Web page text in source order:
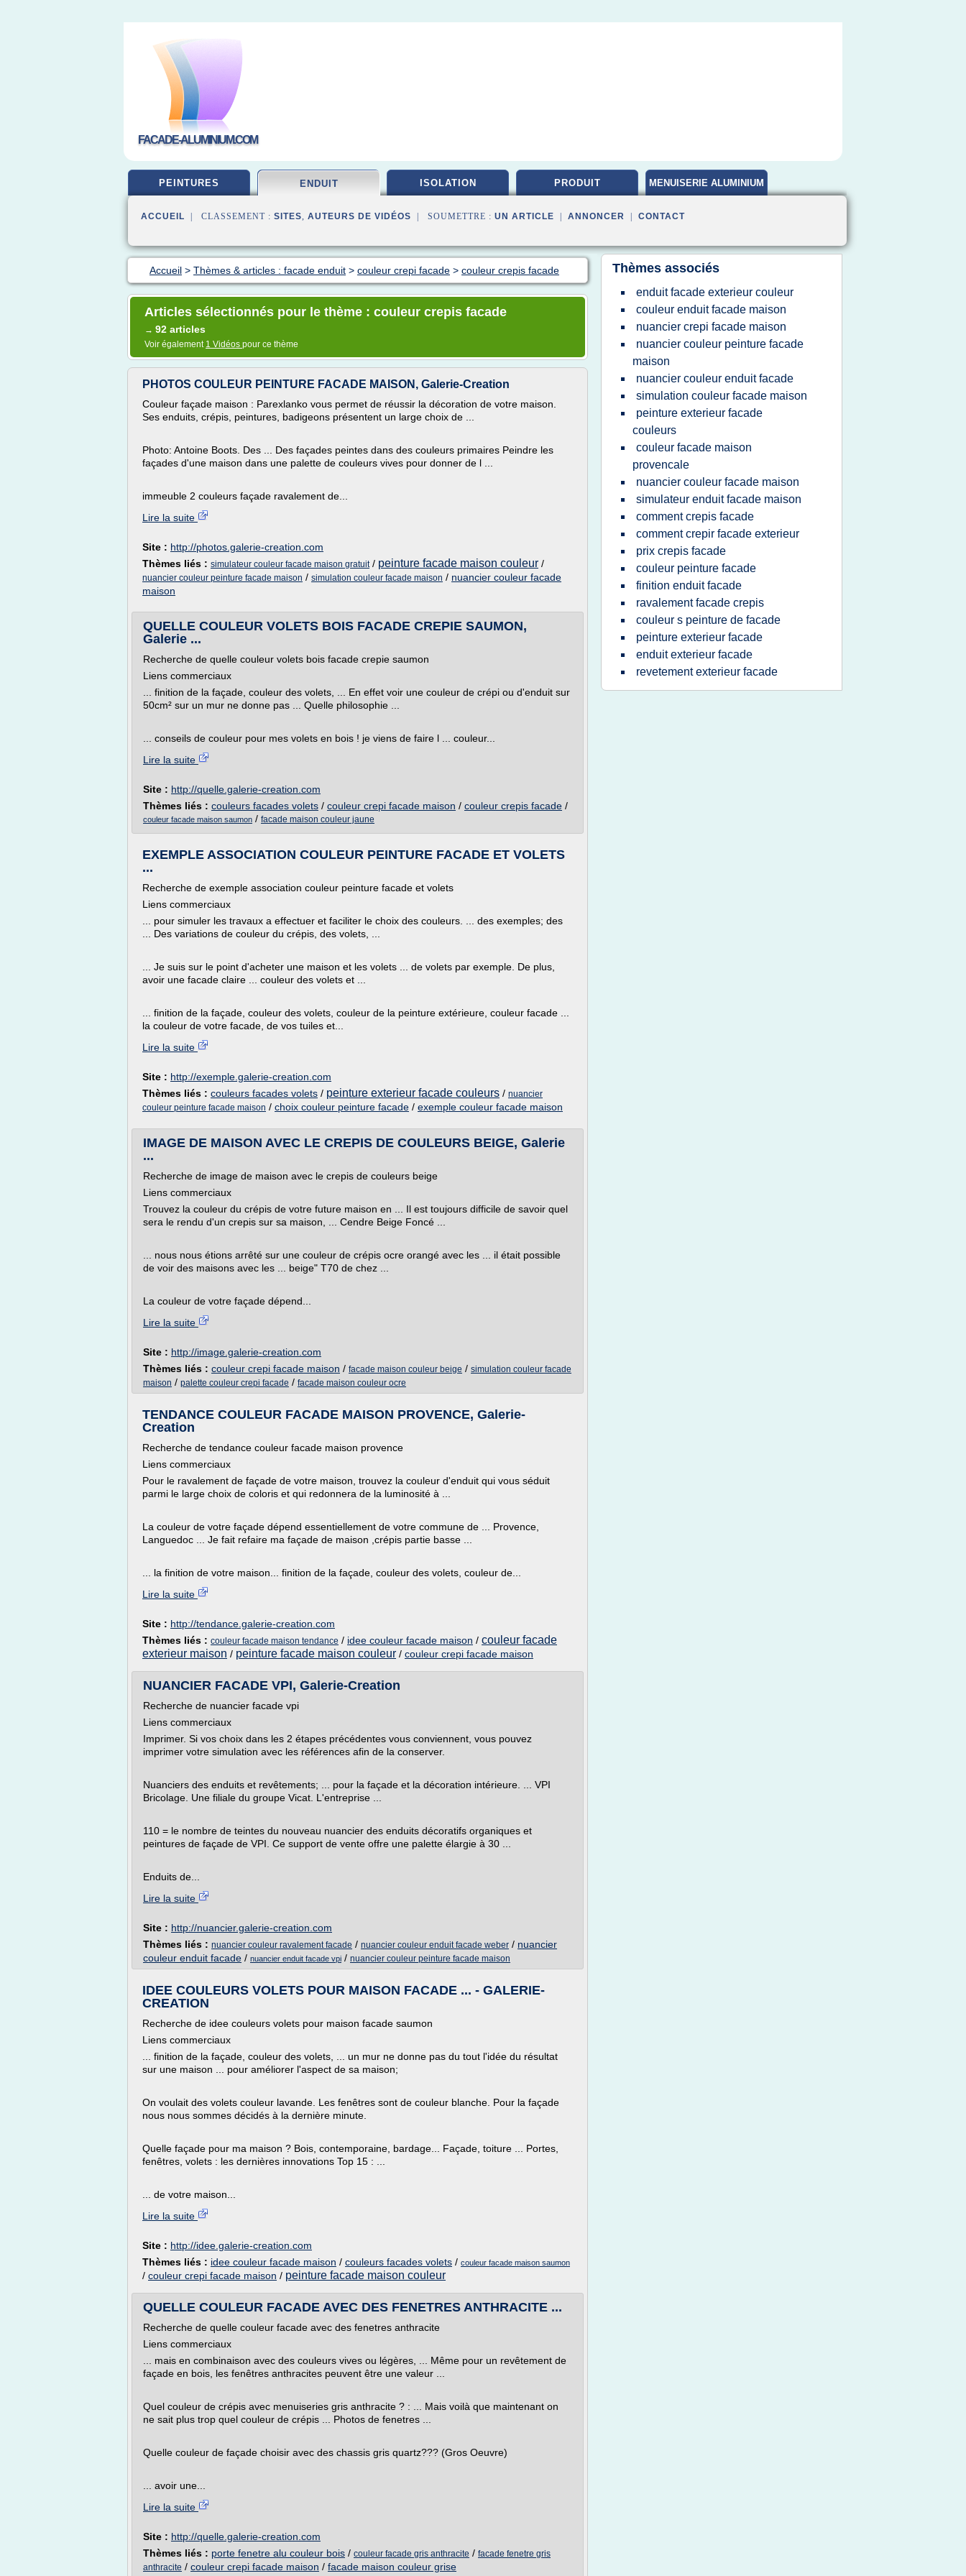
FACADE-ALUMINIUM.COM
PEINTURES ENDUIT ISOLATION PRODUIT MENUISERIE ALUMINIUM
ACCUEIL | CLASSEMENT : SITES, AUTEURS DE VIDÉOS | SOUMETTRE : UN ARTICLE ANNONCER CONTACT
Accueil > Thèmes & articles : facade enduit > couleur crepi facade > couleur crepis facade
Articles sélectionnés pour le thème : couleur crepis facade
→ 92 articles
Voir également 1 Vidéos pour ce thème
PHOTOS COULEUR PEINTURE FACADE MAISON, Galerie-Creation
Couleur façade maison : Parexlanko vous permet de réussir la décoration de votre maison.
Ses enduits, crépis, peintures, badigeons présentent un large choix de ...
Photo: Antoine Boots. Des ... Des façades peintes dans des couleurs primaires Peindre les
façades d'une maison dans une palette de couleurs vives pour donner de l ...
immeuble 2 couleurs façade ravalement de...
Lire la suite
Site : http://photos.galerie-creation.com
Thèmes liés : simulateur couleur facade maison gratuit/ peinture facade maison couleur /
nuancier couleur peinture facade maison / simulation couleur facade maison / nuancier couleur facade
maison
QUELLE COULEUR VOLETS BOIS FACADE CREPIE SAUMON,
Galerie ...
Recherche de quelle couleur volets bois facade crepie saumon
Liens commerciaux
... finition de la façade, couleur des volets, ... En effet voir une couleur de crépi ou d'enduit sur
50cm² sur un mur ne donne pas ... Quelle philosophie ...
... conseils de couleur pour mes volets en bois ! je viens de faire l ... couleur...
Lire la suite
Site : http://quelle.galerie-creation.com
Thèmes liés : couleurs facades volets / couleur crepi facade maison / couleur crepis facade /
couleur facade maison saumon / facade maison couleur jaune
EXEMPLE ASSOCIATION COULEUR PEINTURE FACADE ET VOLETS
...
Recherche de exemple association couleur peinture facade et volets
Liens commerciaux
... pour simuler les travaux a effectuer et faciliter le choix des couleurs. ... des exemples; des
... Des variations de couleur du crépis, des volets, ...
... Je suis sur le point d'acheter une maison et les volets ... de volets par exemple. De plus,
avoir une facade claire ... couleur des volets et ...
... finition de la façade, couleur des volets, couleur de la peinture extérieure, couleur facade ...
la couleur de votre facade, de vos tuiles et...
Lire la suite
Site : http://exemple.galerie-creation.com
Thèmes liés : couleurs facades volets / peinture exterieur facade couleurs / nuancier
couleur peinture facade maison / choix couleur peinture facade / exemple couleur facade maison
IMAGE DE MAISON AVEC LE CREPIS DE COULEURS BEIGE, Galerie
...
Recherche de image de maison avec le crepis de couleurs beige
Liens commerciaux
Trouvez la couleur du crépis de votre future maison en ... Il est toujours difficile de savoir quel
sera le rendu d'un crepis sur sa maison, ... Cendre Beige Foncé ...
... nous nous étions arrêté sur une couleur de crépis ocre orangé avec les ... il était possible
de voir des maisons avec les ... beige" T70 de chez ...
La couleur de votre façade dépend...
Lire la suite
Site : http://image.galerie-creation.com
Thèmes liés : couleur crepi facade maison / facade maison couleur beige / simulation couleur facade
maison / palette couleur crepi facade / facade maison couleur ocre
TENDANCE COULEUR FACADE MAISON PROVENCE, Galerie-
Creation
Recherche de tendance couleur facade maison provence
Liens commerciaux
Pour le ravalement de façade de votre maison, trouvez la couleur d'enduit qui vous séduit
parmi le large choix de coloris et qui redonnera de la luminosité à ...
La couleur de votre façade dépend essentiellement de votre commune de ... Provence,
Languedoc ... Je fait refaire ma façade de maison ,crépis partie basse ...
... la finition de votre maison... finition de la façade, couleur des volets, couleur de...
Lire la suite
Site : http://tendance.galerie-creation.com
Thèmes liés : couleur facade maison tendance / idee couleur facade maison / couleur facade
exterieur maison / peinture facade maison couleur / couleur crepi facade maison
NUANCIER FACADE VPI, Galerie-Creation
Recherche de nuancier facade vpi
Liens commerciaux
Imprimer. Si vos choix dans les 2 étapes précédentes vous conviennent, vous pouvez
imprimer votre simulation avec les références afin de la conserver.
Nuanciers des enduits et revêtements; ... pour la façade et la décoration intérieure. ... VPI
Bricolage. Une filiale du groupe Vicat. L'entreprise ...
110 = le nombre de teintes du nouveau nuancier des enduits décoratifs organiques et
peintures de façade de VPI. Ce support de vente offre une palette élargie à 30 ...
Enduits de...
Lire la suite
Site : http://nuancier.galerie-creation.com
Thèmes liés : nuancier couleur ravalement facade / nuancier couleur enduit facade weber / nuancier
couleur enduit facade / nuancier enduit facade vpi / nuancier couleur peinture facade maison
IDEE COULEURS VOLETS POUR MAISON FACADE ... - GALERIE-
CREATION
Recherche de idee couleurs volets pour maison facade saumon
Liens commerciaux
... finition de la façade, couleur des volets, ... un mur ne donne pas du tout l'idée du résultat
sur une maison ... pour améliorer l'aspect de sa maison;
On voulait des volets couleur lavande. Les fenêtres sont de couleur blanche. Pour la façade
nous nous sommes décidés à la dernière minute.
Quelle façade pour ma maison ? Bois, contemporaine, bardage... Façade, toiture ... Portes,
fenêtres, volets : les dernières innovations Top 15 : ...
... de votre maison...
Lire la suite
Site : http://idee.galerie-creation.com
Thèmes liés : idee couleur facade maison / couleurs facades volets / couleur facade maison saumon
/ couleur crepi facade maison / peinture facade maison couleur
QUELLE COULEUR FACADE AVEC DES FENETRES ANTHRACITE ...
Recherche de quelle couleur facade avec des fenetres anthracite
Liens commerciaux
... mais en combinaison avec des couleurs vives ou légères, ... Même pour un revêtement de
façade en bois, les fenêtres anthracites peuvent être une valeur ...
Quel couleur de crépis avec menuiseries gris anthracite ? : ... Mais voilà que maintenant on
ne sait plus trop quel couleur de crépis ... Photos de fenetres ...
Quelle couleur de façade choisir avec des chassis gris quartz??? (Gros Oeuvre)
... avoir une...
Lire la suite
Site : http://quelle.galerie-creation.com
Thèmes liés : porte fenetre alu couleur bois / couleur facade gris anthracite / facade fenetre gris
anthracite / couleur crepi facade maison / facade maison couleur grise
Thèmes associés
enduit facade exterieur couleur
couleur enduit facade maison
nuancier crepi facade maison
nuancier couleur peinture facade
maison
nuancier couleur enduit facade
simulation couleur facade maison
peinture exterieur facade
couleurs
couleur facade maison
provencale
nuancier couleur facade maison
simulateur enduit facade maison
comment crepis facade
comment crepir facade exterieur
prix crepis facade
couleur peinture facade
finition enduit facade
ravalement facade crepis
couleur s peinture de facade
peinture exterieur facade
enduit exterieur facade
revetement exterieur facade